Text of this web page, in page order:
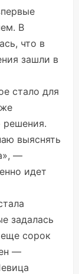
В
, что в
зашли в
стало для
решения.
выяснять
—
идет
задалась
сорок
—